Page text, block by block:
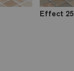
Effect 25